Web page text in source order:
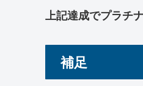
上記達成でプラチ
補足